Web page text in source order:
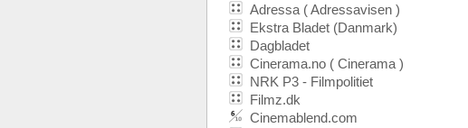
Adressa ( Adressavisen )
Ekstra Bladet (Danmark)
Dagbladet
Cinerama.no ( Cinerama )
NRK P3 - Filmpolitiet
Filmz.dk
Cinemablend.com